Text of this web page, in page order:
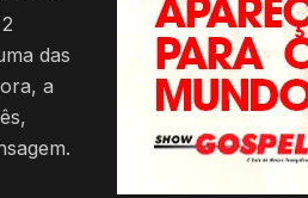
das
a